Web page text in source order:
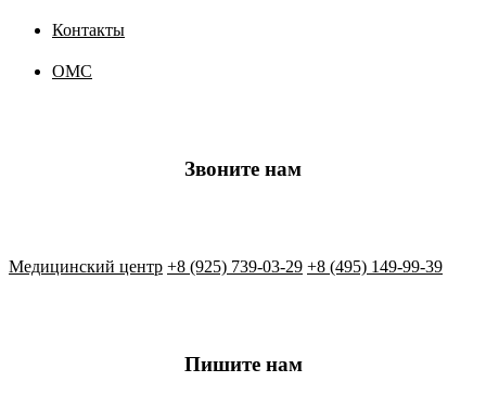
Контакты
ОМС
Звоните нам
Медицинский центр +8 (925) 739-03-29 +8 (495) 149-99-39
Пишите нам